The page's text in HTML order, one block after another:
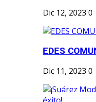
Dic 12, 2023 0
EDES
Dic 11, 2023 0